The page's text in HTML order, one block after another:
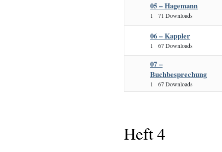
05 – Hagemann
1 71 Downloads
06 – Kappler
1 67 Downloads
07 –
Buchbesprechung
1 67 Downloads
Heft 4